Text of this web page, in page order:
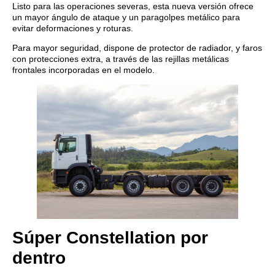
Listo para las operaciones severas, esta nueva versión ofrece
un mayor ángulo de ataque y un paragolpes metálico para
evitar deformaciones y roturas.
Para mayor seguridad, dispone de protector de radiador, y faros
con protecciones extra, a través de las rejillas metálicas
frontales incorporadas en el modelo.
Súper Constellation por
dentro